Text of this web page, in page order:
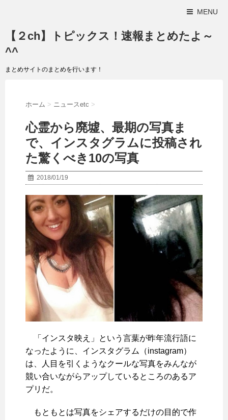
MENU
【２ch】トピックス！速報まとめたよ～
^^
まとめサイトのまとめを行います！
ホーム > ニュースetc >
心霊から廃墟、最期の写真ま
で、インスタグラムに投稿され
た驚くべき10の写真
2018/01/19
「インスタ映え」という言葉が昨年流行語に
なったように、インスタグラム（instagram）
は、人目を引くようなクールな写真をみんなが
競い合いながらアップしているところのあるア
プリだ。
もともとは写真をシェアするだけの目的で作